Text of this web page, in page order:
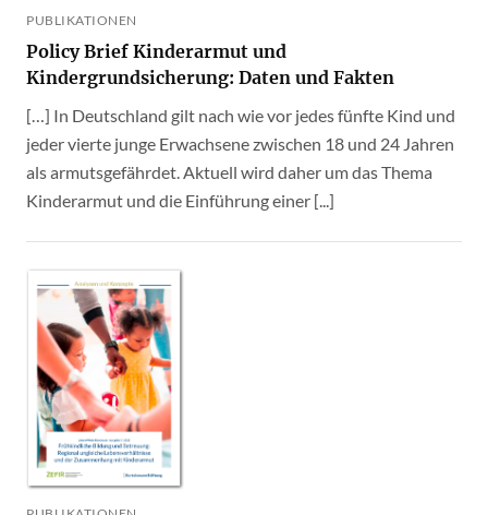
PUBLIKATIONEN
Policy Brief Kinderarmut und
Kindergrundsicherung: Daten und Fakten
[…] In Deutschland gilt nach wie vor jedes fünfte Kind und
jeder vierte junge Erwachsene zwischen 18 und 24 Jahren
als armutsgefährdet. Aktuell wird daher um das Thema
Kinderarmut und die Einführung einer [...]